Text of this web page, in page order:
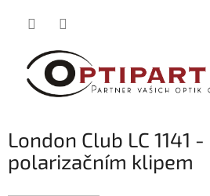
London Club LC 1141
polarizačním klipem